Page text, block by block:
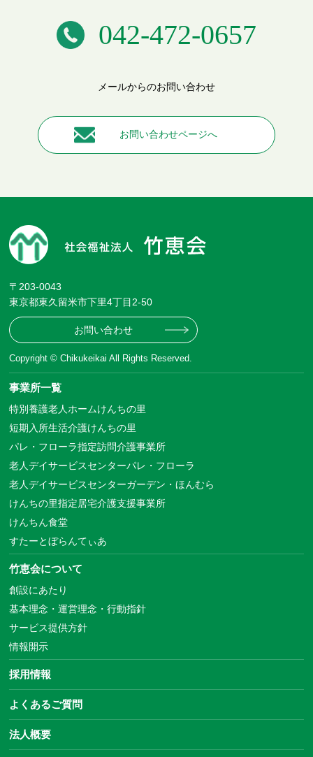
042-472-0657
メールからのお問い合わせ
お問い合わせページへ
〒203-0043
東京都東久留米市下里4丁目2-50
お問い合わせ
Copyright © Chikukeikai All Rights Reserved.
事業所一覧
特別養護老人ホームけんちの里
短期入所生活介護けんちの里
パレ・フローラ指定訪問介護事業所
老人デイサービスセンターパレ・フローラ
老人デイサービスセンターガーデン・ほんむら
けんちの里指定居宅介護支援事業所
けんちん食堂
すたーとぼらんてぃあ
竹恵会について
創設にあたり
基本理念・運営理念・行動指針
サービス提供方針
情報開示
採用情報
よくあるご質問
法人概要